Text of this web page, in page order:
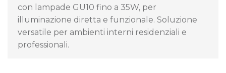
con lampade GU10 fino a 35W, per
illuminazione diretta e funzionale. Soluzione
versatile per ambienti interni residenziali e
professionali.